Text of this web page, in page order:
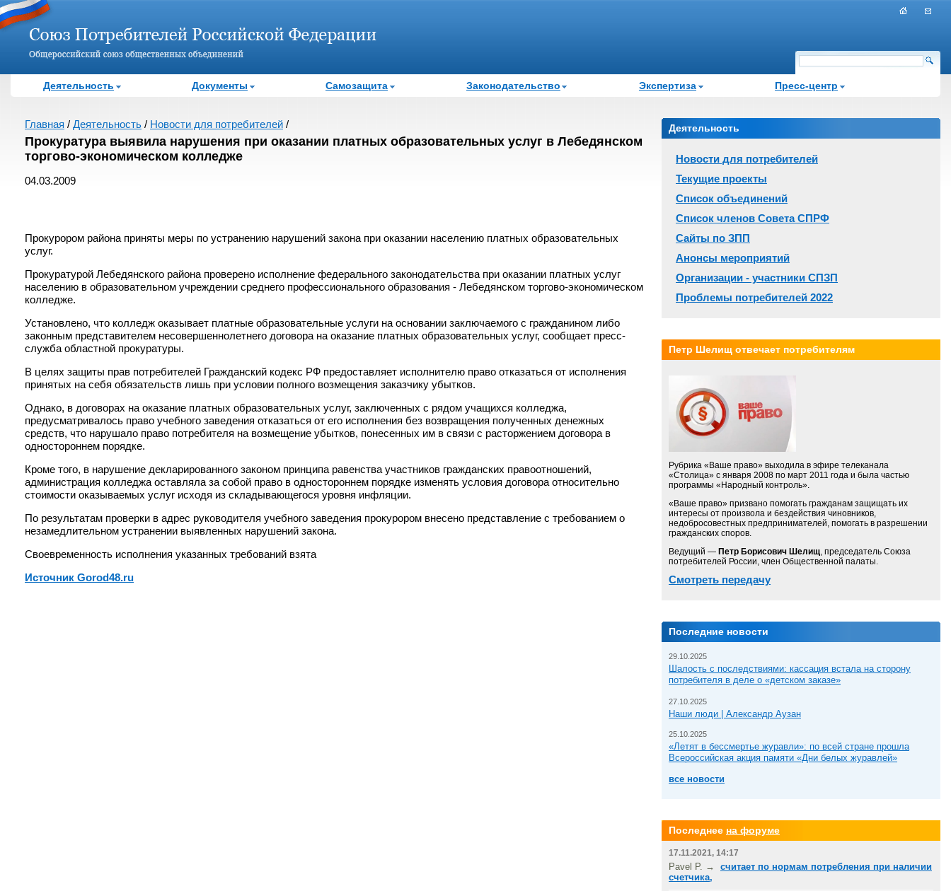
Деятельность Документы Самозащита Законодательство Экспертиза Пресс-центр
Главная / Деятельность / Новости для потребителей /
Прокуратура выявила нарушения при оказании платных образовательных услуг в Лебедянском
торгово-экономическом колледже
04.03.2009
Прокурором района приняты меры по устранению нарушений закона при оказании населению платных образовательных
услуг.
Прокуратурой Лебедянского района проверено исполнение федерального законодательства при оказании платных услуг
населению в образовательном учреждении среднего профессионального образования - Лебедянском торгово-экономическом
колледже.
Установлено, что колледж оказывает платные образовательные услуги на основании заключаемого с гражданином либо
законным представителем несовершеннолетнего договора на оказание платных образовательных услуг, сообщает пресс-
служба областной прокуратуры.
В целях защиты прав потребителей Гражданский кодекс РФ предоставляет исполнителю право отказаться от исполнения
принятых на себя обязательств лишь при условии полного возмещения заказчику убытков.
Однако, в договорах на оказание платных образовательных услуг, заключенных с рядом учащихся колледжа,
предусматривалось право учебного заведения отказаться от его исполнения без возвращения полученных денежных
средств, что нарушало право потребителя на возмещение убытков, понесенных им в связи с расторжением договора в
одностороннем порядке.
Кроме того, в нарушение декларированного законом принципа равенства участников гражданских правоотношений,
администрация колледжа оставляла за собой право в одностороннем порядке изменять условия договора относительно
стоимости оказываемых услуг исходя из складывающегося уровня инфляции.
По результатам проверки в адрес руководителя учебного заведения прокурором внесено представление с требованием о
незамедлительном устранении выявленных нарушений закона.
Своевременность исполнения указанных требований взята
Источник Gorod48.ru
Деятельность
Новости для потребителей
Текущие проекты
Список объединений
Список членов Совета СПРФ
Сайты по ЗПП
Анонсы мероприятий
Организации - участники СПЗП
Проблемы потребителей 2022
Петр Шелищ отвечает потребителям
Рубрика «Ваше право» выходила в эфире телеканала
«Столица» с января 2008 по март 2011 года и была частью
программы «Народный контроль».
«Ваше право» призвано помогать гражданам защищать их
интересы от произвола и бездействия чиновников,
недобросовестных предпринимателей, помогать в разрешении
гражданских споров.
Ведущий — Петр Борисович Шелищ, председатель Союза
потребителей России, член Общественной палаты.
Смотреть передачу
Последние новости
29.10.2025
Шалость с последствиями: кассация встала на сторону
потребителя в деле о «детском заказе»
27.10.2025
Наши люди | Александр Аузан
25.10.2025
«Летят в бессмертье журавли»: по всей стране прошла
Всероссийская акция памяти «Дни белых журавлей»
все новости
Последнее на форуме
17.11.2021, 14:17
Pavel P. → считает по нормам потребления при наличии
счетчика,